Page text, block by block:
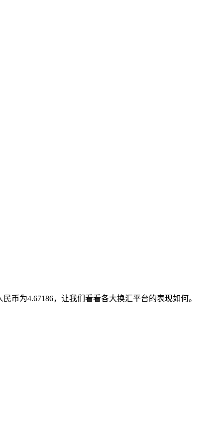
币为4.67186，让我们看看各大换汇平台的表现如何。